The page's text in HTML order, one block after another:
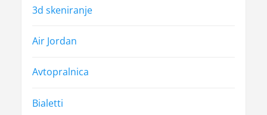
t
t
3d skeniranje
Air Jordan
Avtopralnica
Bialetti